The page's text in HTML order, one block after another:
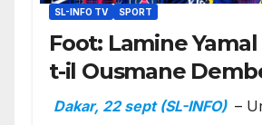
SL-INFO TV SPORT
Foot: Lamine
t-il Ousmane
Ballon d’or ?
Dakar, 22 sept (SL-INFO) –